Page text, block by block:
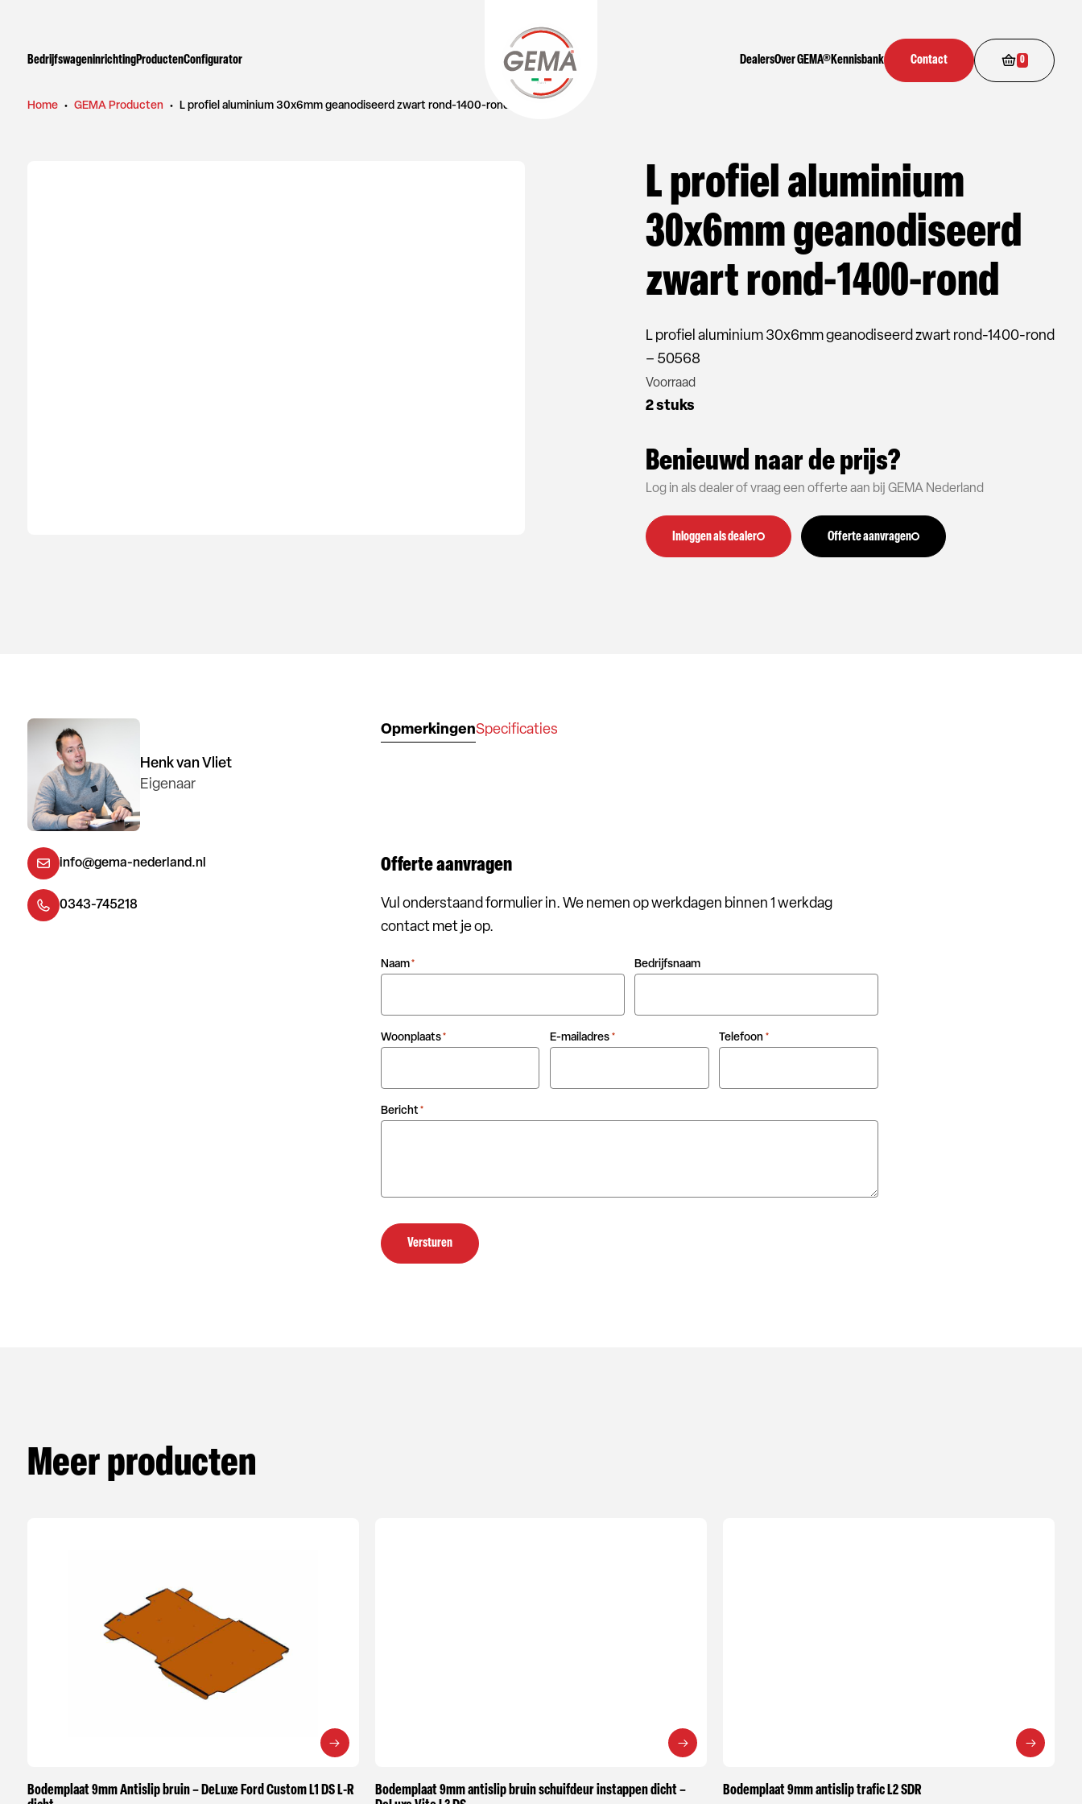
BedrijfswageninrichtingProductenConfigurator DealersOver GEMA®Kennisbank Contact 0
Home • GEMA Producten • L profiel aluminium 30x6mm geanodiseerd zwart rond-1400-rond
L profiel aluminium
30x6mm geanodiseerd
zwart rond-1400-rond
L profiel aluminium 30x6mm geanodiseerd zwart rond-1400-rond
– 50568
Voorraad
2 stuks
Benieuwd naar de prijs?
Log in als dealer of vraag een offerte aan bij GEMA Nederland
Inloggen als dealer Offerte aanvragen
Henk van Vliet
Eigenaar
info@gema-nederland.nl
0343-745218
OpmerkingenSpecificaties
Offerte aanvragen
Vul onderstaand formulier in. We nemen op werkdagen binnen 1 werkdag
contact met je op.
Naam* Bedrijfsnaam
Woonplaats* E-mailadres * Telefoon *
Bericht *
Versturen
Meer producten
Bodemplaat 9mm Antislip bruin – DeLuxe Ford Custom L1 DS L-R
Bodemplaat 9mm antislip bruin schuifdeur instappen dicht –
Bodemplaat 9mm antislip trafic L2 SDR